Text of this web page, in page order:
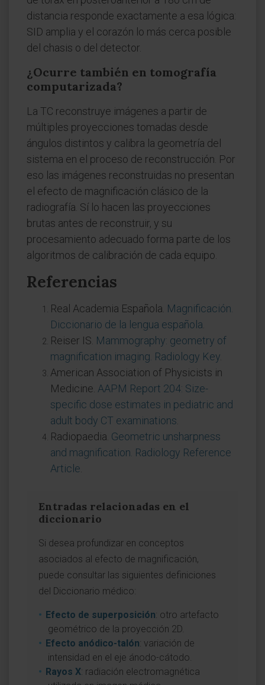
distancia responde exactamente a esa lógica:
SID amplia y el corazón lo más cerca posible
del chasis o del detector.
¿Ocurre también en tomografía
computarizada?
La TC reconstruye imágenes a partir de
múltiples proyecciones tomadas desde
ángulos distintos y calibra la geometría del
sistema en el proceso de reconstrucción. Por
eso las imágenes reconstruidas no presentan
el efecto de magnificación clásico de la
radiografía. Sí lo hacen las proyecciones
brutas antes de reconstruir, y su
procesamiento adecuado forma parte de los
algoritmos de calibración de cada equipo.
Referencias
Real Academia Española. Magnificación.
Diccionario de la lengua española
Reiser IS. Mammography: geometry of
magnification imaging. Radiology Key
American Association of Physicists in
Medicine. AAPM Report 204: Size-
specific dose estimates in pediatric and
adult body CT examinations
Radiopaedia. Geometric unsharpness
and magnification. Radiology Reference
Article
Entradas relacionadas en el
diccionario
Si desea profundizar en conceptos
asociados al efecto de magnificación,
puede consultar las siguientes definiciones
del Diccionario médico:
Efecto de superposición: otro artefacto
geométrico de la proyección 2D.
Efecto anódico-talón: variación de
intensidad en el eje ánodo-cátodo.
Rayos X: radiación electromagnética